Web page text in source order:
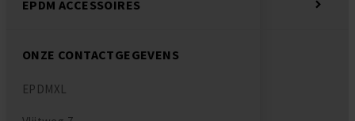
EPDM ACCESSOIRES
ONZE CONTACTGEGEVENS
EPDMXL